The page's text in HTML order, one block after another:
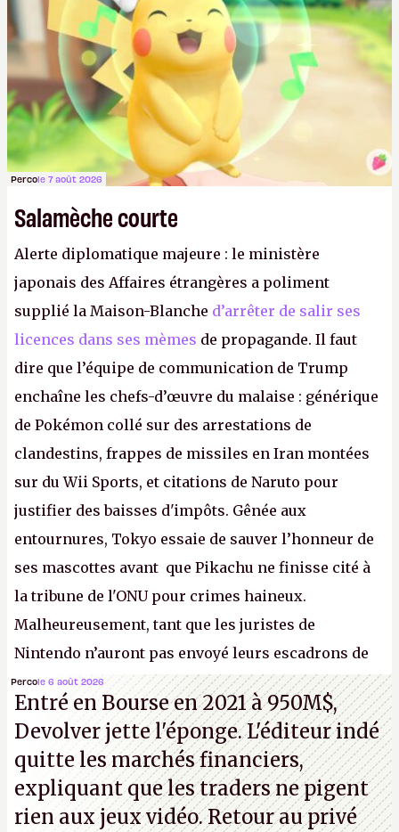
consoles à ces petits cons !
Percole 7 août 2026
Salamèche courte
Alerte diplomatique majeure : le ministère
japonais des Affaires étrangères a poliment
supplié la Maison-Blanche d’arrêter de salir ses
licences dans ses mèmes de propagande. Il faut
dire que l’équipe de communication de Trump
enchaîne les chefs-d’œuvre du malaise : générique
de Pokémon collé sur des arrestations de
clandestins, frappes de missiles en Iran montées
sur du Wii Sports, et citations de Naruto pour
justifier des baisses d'impôts. Gênée aux
entournures, Tokyo essaie de sauver l’honneur de
ses mascottes avant que Pikachu ne finisse cité à
la tribune de l'ONU pour crimes haineux.
Malheureusement, tant que les juristes de
Nintendo n’auront pas envoyé leurs escadrons de
la mort judiciaires pour distribuer du copyright
strike à tour de bras, l'Oncle Sam continuera
d'étaler sa confiture intellectuelle sur vos
souvenirs d'enfance.P.
Percole 6 août 2026
Entré en Bourse en 2021 à 950M$,
Devolver jette l'éponge. L'éditeur indé
quitte les marchés financiers,
expliquant que les traders ne pigent
rien aux jeux vidéo. Retour au privé